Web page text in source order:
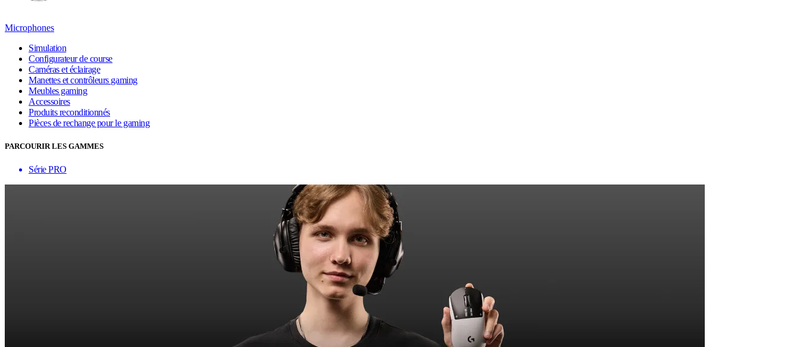
Microphones
Simulation
Configurateur de course
Caméras et éclairage
Manettes et contrôleurs gaming
Meubles gaming
Accessoires
Produits reconditionnés
Pièces de rechange pour le gaming
PARCOURIR LES GAMMES
Série PRO